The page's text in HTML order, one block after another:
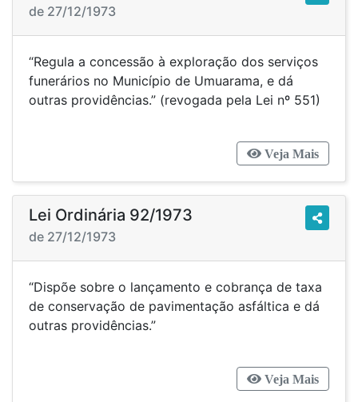
de 27/12/1973
“Regula a concessão à exploração dos serviços
funerários no Município de Umuarama, e dá
outras providências.” (revogada pela Lei nº 551)
Veja Mais
Lei Ordinária 92/1973
de 27/12/1973
“Dispõe sobre o lançamento e cobrança de taxa
de conservação de pavimentação asfáltica e dá
outras providências.”
Veja Mais